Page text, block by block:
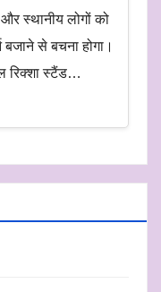
स्थानीय लोगों को
से बचना होगा।
रिक्शा स्टैंड…